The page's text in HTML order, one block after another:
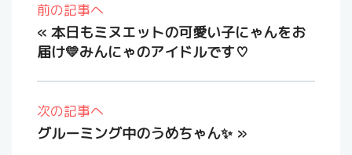
前の記事へ
« 本日もミヌエットの可愛い子にゃんをお
届け💛みんにゃのアイドルです♡
次の記事へ
グルーミング中のうめちゃん✨ »